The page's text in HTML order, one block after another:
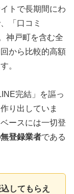
トで長期間にわ
「口コミ
神戸町を含む全
から比較的高額
。
完結」を謳っ
り出していま
ースには一切登
登録業者である
してもらえ